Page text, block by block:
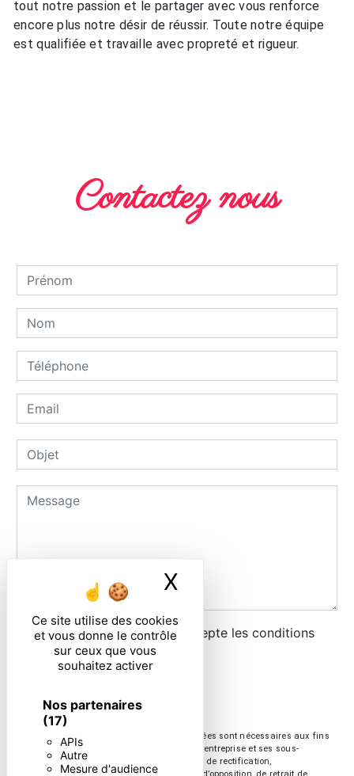
Ce site utilise des cookies
et vous donne le contrôle
sur ceux que vous
souhaitez activer
Nos partenaires
(17)
APIs
Autre
Mesure d'audience
X
tout notre passion et le partager avec vous renforce
encore plus notre désir de réussir. Toute notre équipe
est qualifiée et travaille avec propreté et rigueur.
Contactez nous
En cochant cette case, j'accepte les conditions
particulières ci-dessous **
** Les données personnelles communiquées sont nécessaires aux fins
de vous contacter. Elles sont destinées à l'entreprise et ses sous-
traitants. Vous disposez de droits d’accès, de rectification,